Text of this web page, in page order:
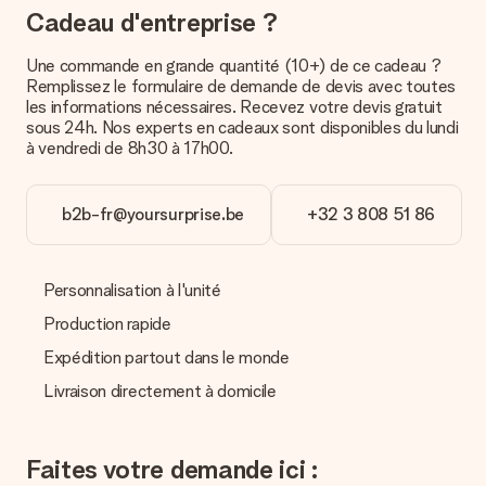
précise pour votre cadeau.
Quel est le délai de livraison ? Quand est-ce que mon
cadeau sera livré ?
Le délai de livraison est indiqué sur la page du produit choisi.
Quelles sont les options de livraison ?
Pour l’instant, il n’est pas (encore) possible de choisir une
option de livraison. Le cadeau commandé vous est envoyé par
manière votre paquet vous sera livré, merci de bien vouloir
contacter notre service client.
Paiement
Comment puis-je régler ma commande ?
Nous proposons les formes de paiement suivantes : Paypal,
carte bancaire ou par virement bancaire. Comptez un délai de
3 jours supplémentaires pour la livraison de votre cadeau en
cas de paiement par virement bancaire.
Que puis-je faire si le cadeau ne me convient pas tout à
Cadeau d'entreprise ?
Une commande en grande quantité (10+) de ce cadeau ?
Remplissez le formulaire de demande de devis avec toutes
les informations nécessaires. Recevez votre devis gratuit
sous 24h. Nos experts en cadeaux sont disponibles du lundi
à vendredi de 8h30 à 17h00.
b2b-fr@yoursurprise.be +32 3 808 51 86
Personnalisation à l'unité
Production rapide
Expédition partout dans le monde
Livraison directement à domicile
Faites votre demande ici :